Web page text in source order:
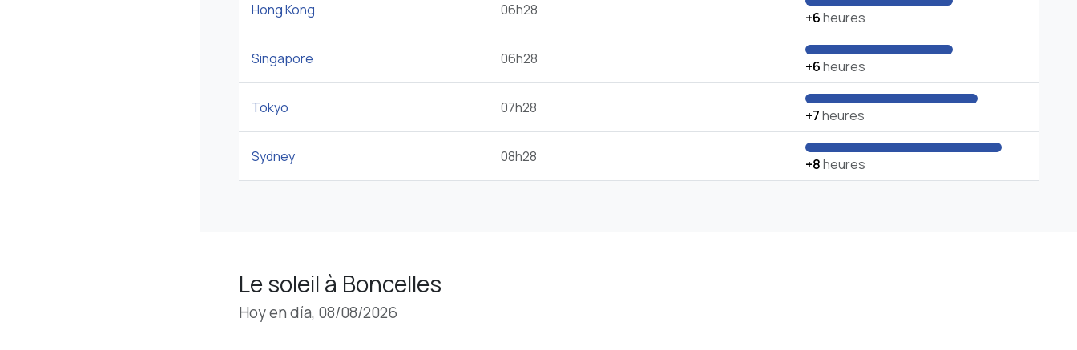
Hong Kong 06h28 +6heures
Singapore 06h28 +6heures
Tokyo 07h28 +7heures
Sydney 08h28 +8heures
Le soleil à Boncelles
Hoy en día, 08/08/2026